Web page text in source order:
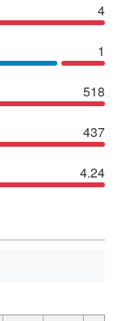
4
1
518
437
4.24